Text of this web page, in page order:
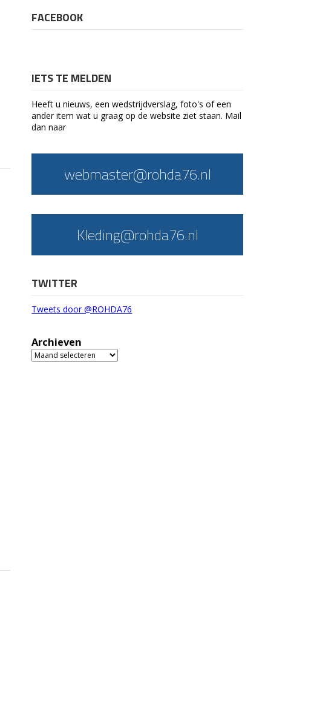
FACEBOOK
IETS TE MELDEN
Heeft u nieuws, een wedstrijdverslag, foto's of een
ander item wat u graag op de website ziet staan. Mail
dan naar
webmaster@rohda76.nl
Kleding@rohda76.nl
TWITTER
Tweets door @ROHDA76
Archieven
Archieven